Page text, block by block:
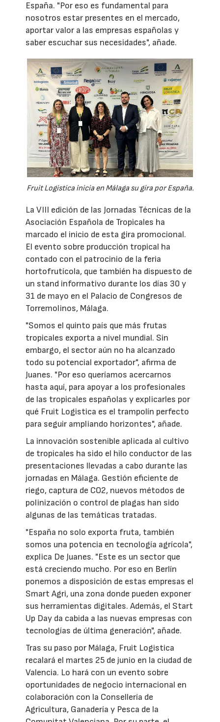
España. "Por eso es fundamental para
nosotros estar presentes en el mercado,
aportar valor a las empresas españolas y
saber escuchar sus necesidades", añade.
Fruit Logistica inicia en Málaga su gira por España.
La VIII edición de las Jornadas Técnicas de la
Asociación Española de Tropicales ha
marcado el inicio de esta gira promocional.
El evento sobre producción tropical ha
contado con el patrocinio de la feria
hortofrutícola, que también ha dispuesto de
un stand informativo durante los días 30 y
31 de mayo en el Palacio de Congresos de
Torremolinos, Málaga.
"Somos el quinto país que más frutas
tropicales exporta a nivel mundial. Sin
embargo, el sector aún no ha alcanzado
todo su potencial exportador", afirma de
Juanes. "Por eso queríamos acercarnos
hasta aquí, para apoyar a los profesionales
de las tropicales españolas y explicarles por
qué Fruit Logistica es el trampolín perfecto
para seguir ampliando horizontes", añade.
La innovación sostenible aplicada al cultivo
de tropicales ha sido el hilo conductor de las
presentaciones llevadas a cabo durante las
jornadas en Málaga. Gestión eficiente de
riego, captura de CO2, nuevos métodos de
polinización o control de plagas han sido
algunas de las temáticas tratadas.
"España no solo exporta fruta, también
somos una potencia en tecnología agrícola",
explica De Juanes. "Este es un sector que
está creciendo mucho. Por eso en Berlín
ponemos a disposición de estas empresas el
Smart Agri, una zona donde pueden exponer
sus herramientas digitales. Además, el Start
Up Day da cabida a las nuevas empresas con
tecnologías de última generación", añade.
Tras su paso por Málaga, Fruit Logistica
recalará el martes 25 de junio en la ciudad de
Valencia. Lo hará con un evento sobre
oportunidades de negocio internacional en
colaboración con la Consellería de
Agricultura, Ganadería y Pesca de la